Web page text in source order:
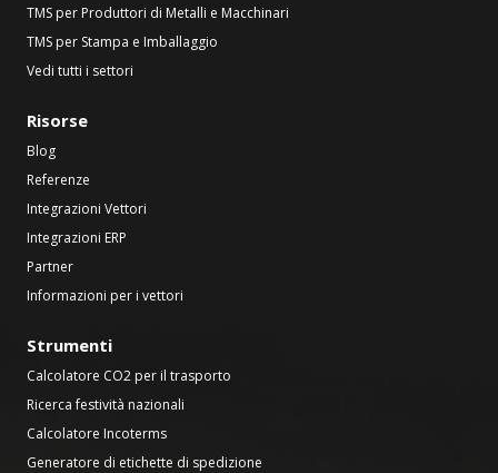
TMS per Produttori di Metalli e Macchinari
TMS per Stampa e Imballaggio
Vedi tutti i settori
Risorse
Blog
Referenze
Integrazioni Vettori
Integrazioni ERP
Partner
Informazioni per i vettori
Strumenti
Calcolatore CO2 per il trasporto
Ricerca festività nazionali
Calcolatore Incoterms
Generatore di etichette di spedizione